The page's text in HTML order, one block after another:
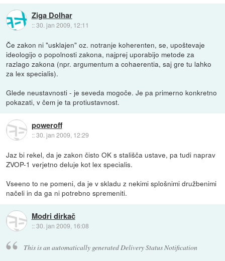
Ziga Dolhar
::30. jan 2009, 12:11
Če zakon ni "usklajen" oz. notranje koherenten, se, upoštevaje
ideologijo o popolnosti zakona, najprej uporabijo metode za
razlago zakona (npr. argumentum a cohaerentia, saj gre tu lahko
za lex specialis).
Glede neustavnosti - je seveda mogoče. Je pa primerno konkretno
pokazati, v čem je ta protiustavnost.
poweroff
::30. jan 2009, 12:29
Jaz bi rekel, da je zakon čisto OK s stališča ustave, pa tudi naprav
ZVOP-1 verjetno deluje kot lex specialis.
Vseeno to ne pomeni, da je v skladu z nekimi splošnimi družbenimi
načeli in da ga ni potrebno spremeniti.
Modri dirkač
::30. jan 2009, 16:08
This is an automatically generated Delivery Status Notification